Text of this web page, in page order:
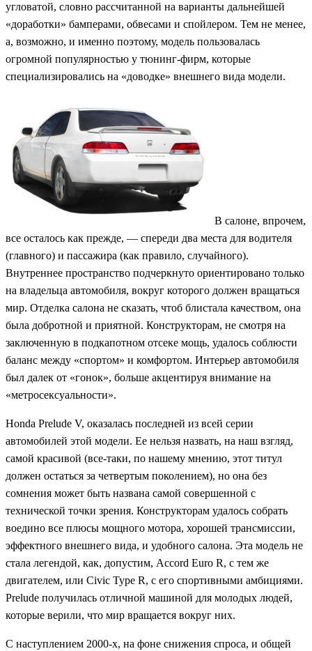
угловатой, словно рассчитанной на варианты дальнейшей
«доработки» бамперами, обвесами и спойлером. Тем не менее,
а, возможно, и именно поэтому, модель пользовалась
огромной популярностью у тюнинг-фирм, которые
специализировались на «доводке» внешнего вида модели.
В салоне, впрочем,
все осталось как прежде, — спереди два места для водителя
(главного) и пассажира (как правило, случайного).
Внутреннее пространство подчеркнуто ориентировано только
на владельца автомобиля, вокруг которого должен вращаться
мир. Отделка салона не сказать, чтоб блистала качеством, она
была добротной и приятной. Конструкторам, не смотря на
заключенную в подкапотном отсеке мощь, удалось соблюсти
баланс между «спортом» и комфортом. Интерьер автомобиля
был далек от «гонок», больше акцентируя внимание на
«метросексуальности».
Honda Prelude V, оказалась последней из всей серии
автомобилей этой модели. Ее нельзя назвать, на наш взгляд,
самой красивой (все-таки, по нашему мнению, этот титул
должен остаться за четвертым поколением), но она без
сомнения может быть названа самой совершенной с
технической точки зрения. Конструкторам удалось собрать
воедино все плюсы мощного мотора, хорошей трансмиссии,
эффектного внешнего вида, и удобного салона. Эта модель не
стала легендой, как, допустим, Accord Euro R, с тем же
двигателем, или Civic Type R, с его спортивными амбициями.
Prelude получилась отличной машиной для молодых людей,
которые верили, что мир вращается вокруг них.
С наступлением 2000-х, на фоне снижения спроса, и общей